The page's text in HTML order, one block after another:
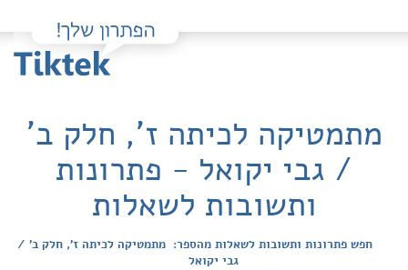
מתמטיקה לכיתה ז', חלק ב'
/ גבי יקואל - פתרונות
ותשובות לשאלות
חפש פתרונות ותשובות לשאלות מהספר: מתמטיקה לכיתה ז', חלק ב' /
גבי יקואל